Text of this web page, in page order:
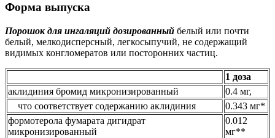
Форма выпуска
Порошок для ингаляций дозированный белый или почти
белый, мелкодисперсный, легкосыпучий, не содержащий
видимых конгломератов или посторонних частиц.
1 доза
аклидиния бромид микронизированный
0.4 мг,
что соответствует содержанию аклидиния
0.343 мг*
формотерола фумарата дигидрат
микронизированный
0.012
мг**